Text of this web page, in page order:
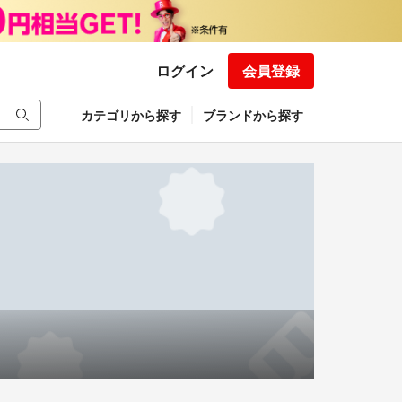
ログイン 会員登録
カテゴリから探す ブランドから探す